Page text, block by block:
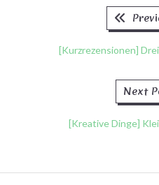
Beitragsnavigation
[Kurzrezensionen]
Next
[Kreative Dinge]